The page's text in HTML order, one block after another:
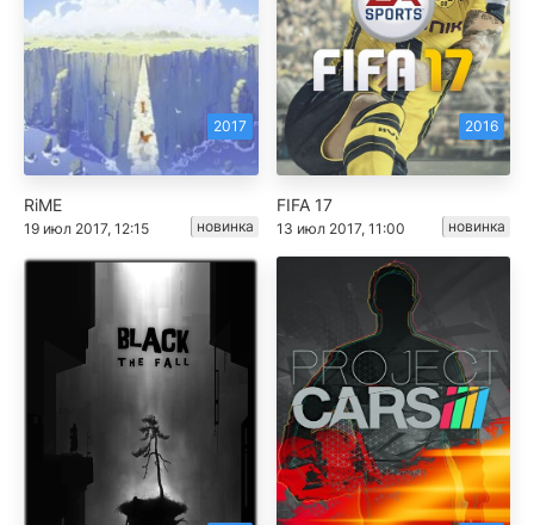
2017
RiME
19 июл 2017, 12:15 новинка
2016
FIFA 17
13 июл 2017, 11:00 новинка